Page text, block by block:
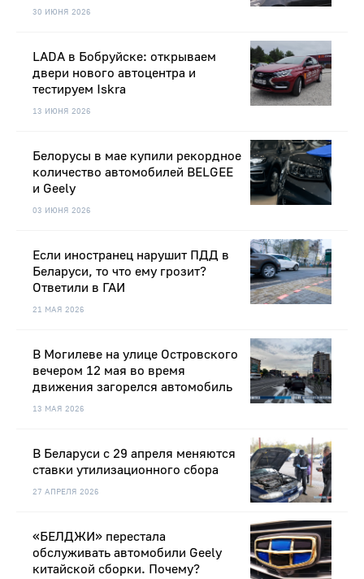
30 ИЮНЯ 2026
13 ИЮНЯ 2026
LADA в Бобруйске: открываем
двери нового автоцентра и
тестируем Iskra
03 ИЮНЯ 2026
Белорусы в мае купили рекордное
количество автомобилей BELGEE
и Geely
21 МАЯ 2026
Если иностранец нарушит ПДД в
Беларуси, то что ему грозит?
Ответили в ГАИ
13 МАЯ 2026
В Могилеве на улице Островского
вечером 12 мая во время
движения загорелся автомобиль
27 АПРЕЛЯ 2026
В Беларуси с 29 апреля меняются
ставки утилизационного сбора
«БЕЛДЖИ» перестала
обслуживать автомобили Geely
китайской сборки. Почему?